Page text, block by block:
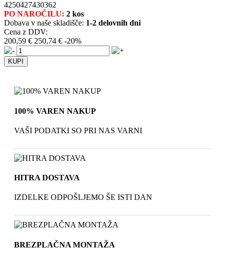
4250427430362
PO NAROČILU: 2 kos
Dobava v naše skladišče: 1-2 delovnih dni
Cena z DDV:
200,59 € 250,74 € -20%
100% VAREN NAKUP
VAŠI PODATKI SO PRI NAS VARNI
HITRA DOSTAVA
IZDELKE ODPOŠLJEMO ŠE ISTI DAN
BREZPLAČNA MONTAŽA